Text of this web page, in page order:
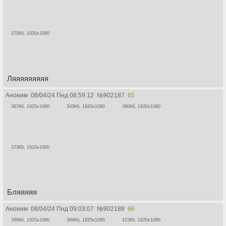
375Кб, 1920x1080
Ляяяяяяяяя
Аноним 08/04/24 Пнд 08:59:12 №902187 65
367Кб, 1920x1080 345Кб, 1920x1080 390Кб, 1920x1080
373Кб, 1920x1080
Бляяяяя
Аноним 08/04/24 Пнд 09:03:07 №902188 66
399Кб, 1920x1080 394Кб, 1920x1080 415Кб, 1920x1080